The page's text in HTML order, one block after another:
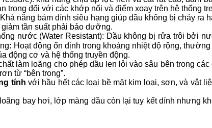
trọng đối với các khớp nối và điểm xoay trên hệ thống
năng bám dính siêu hạng giúp dầu không bị chảy ra
tần suất phải bảo dưỡng.
nước (Water Resistant): Dầu không bị rửa trôi bởi
: Hoạt động ổn định trong khoảng nhiệt độ rộng,
động cơ và hệ thống truyền động.
làm loãng cho phép dầu len lỏi vào sâu bên trong
từ “bên trong”.
tính với hầu hết các loại bề mặt kim loại, sơn, và vật
bay hơi, lớp màng dầu còn lại tuy kết dính nhưng